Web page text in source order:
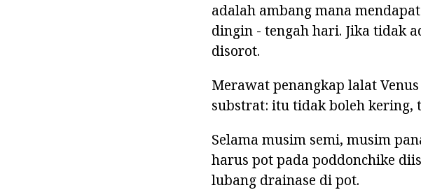
adalah ambang mana
dingin - tengah hari. Jika tidak
disorot.
Merawat penangkap lalat
substrat: itu tidak boleh
Selama musim semi, musim
harus pot pada poddonchike
lubang drainase di pot.